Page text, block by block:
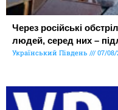
Через російські
людей, серед них –
Український Південь 07/08/